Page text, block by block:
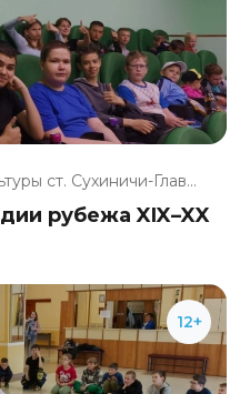
ст. Сухиничи-Глав...
рубежа XIX–XX
12+